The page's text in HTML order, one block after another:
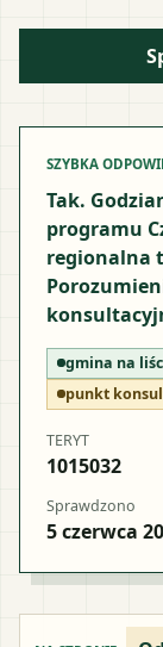
SZYBKA
Tak.
programu
regionalna
gmina na
punkt
TERYT
1015032
Sprawdzono
5 czerwca